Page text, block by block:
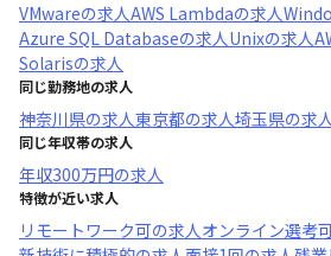
VMwareの求人AWS Lambdaの求人
Azure SQL Databaseの求人Unixの求人
Solarisの求人
同じ勤務地の求人
神奈川県の求人東京都の求人埼玉県の求
同じ年収帯の求人
年収300万円の求人
特徴が近い求人
リモートワーク可の求人オンライン選考